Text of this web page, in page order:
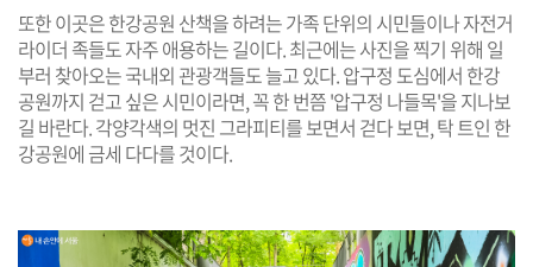
또한 이곳은 한강공원 산책을 하려는 가족 단위의 시민들이나 자전거
라이더 족들도 자주 애용하는 길이다. 최근에는 사진을 찍기 위해 일
부러 찾아오는 국내외 관광객들도 늘고 있다. 압구정 도심에서 한강
공원까지 걷고 싶은 시민이라면, 꼭 한 번쯤 '압구정 나들목'을 지나보
길 바란다. 각양각색의 멋진 그라피티를 보면서 걷다 보면, 탁 트인 한
강공원에 금세 다다를 것이다.